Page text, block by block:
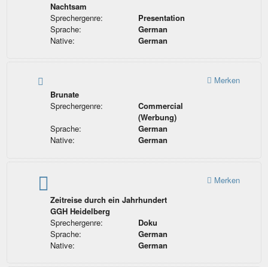
Nachtsam
Sprechergenre:
Presentation
Sprache:
German
Native:
German
Brunate
Sprechergenre:
Commercial
(Werbung)
Sprache:
German
Native:
German
Merken
Zeitreise durch ein Jahrhundert
GGH Heidelberg
Sprechergenre:
Doku
Sprache:
German
Native:
German
Merken